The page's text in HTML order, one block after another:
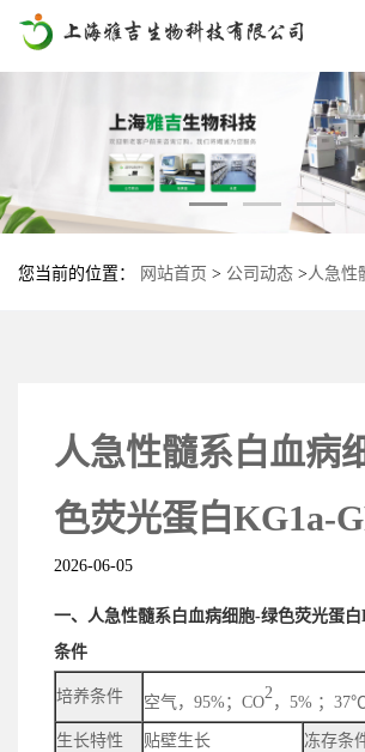
您当前的位置： 网站首页 > 公司动态 >人急性
人急性髓系白血病
色荧光蛋白KG1a-
2026-06-05
一、人急性髓系白血病细胞-绿色荧光蛋
条件
培养条件 空气，95%；CO
2
，5% ；
生长特性 贴壁生长 冻存条